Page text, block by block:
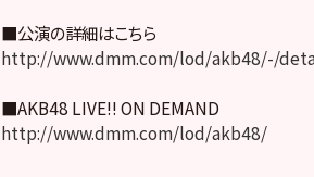
■公演の詳細はこちら
http://www.dmm.com/lod/akb48/-/
■AKB48 LIVE!! ON DEMAND
http://www.dmm.com/lod/akb48/